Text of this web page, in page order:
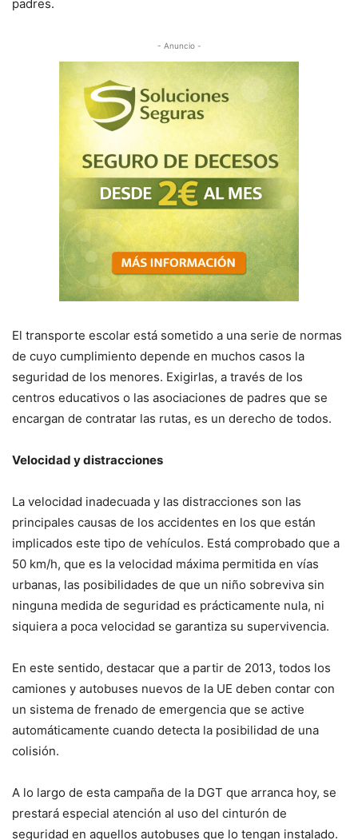
padres.
- Anuncio -
El transporte escolar está sometido a una serie de normas
de cuyo cumplimiento depende en muchos casos la
seguridad de los menores. Exigirlas, a través de los
centros educativos o las asociaciones de padres que se
encargan de contratar las rutas, es un derecho de todos.
Velocidad y distracciones
La velocidad inadecuada y las distracciones son las
principales causas de los accidentes en los que están
implicados este tipo de vehículos. Está comprobado que a
50 km/h, que es la velocidad máxima permitida en vías
urbanas, las posibilidades de que un niño sobreviva sin
ninguna medida de seguridad es prácticamente nula, ni
siquiera a poca velocidad se garantiza su supervivencia.
En este sentido, destacar que a partir de 2013, todos los
camiones y autobuses nuevos de la UE deben contar con
un sistema de frenado de emergencia que se active
automáticamente cuando detecta la posibilidad de una
colisión.
A lo largo de esta campaña de la DGT que arranca hoy, se
prestará especial atención al uso del cinturón de
seguridad en aquellos autobuses que lo tengan instalado.